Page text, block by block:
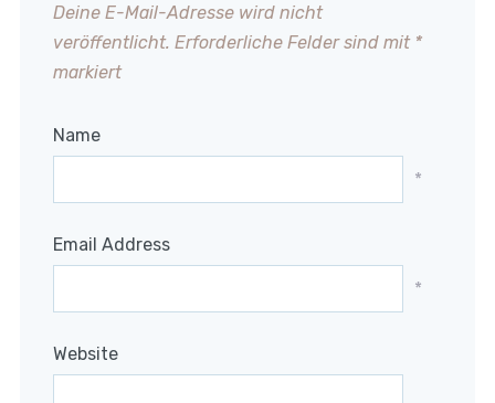
Deine E-Mail-Adresse wird nicht
veröffentlicht. Erforderliche Felder sind mit *
markiert
Name
*
Email Address
*
Website